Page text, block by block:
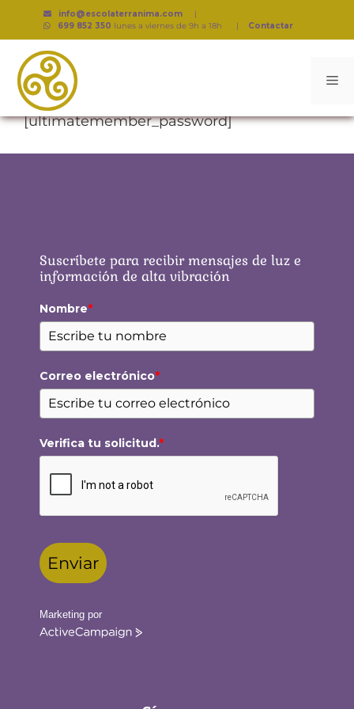
info@escolaterranima.com |
699 852 350 lunes a viernes de 9h a 18h | Contactar
[ultimatemember_password]
Suscríbete para recibir mensajes de luz e
información de alta vibración
Nombre*
Correo electrónico*
Verifica tu solicitud.*
Enviar
Marketing por
ActiveCampaign